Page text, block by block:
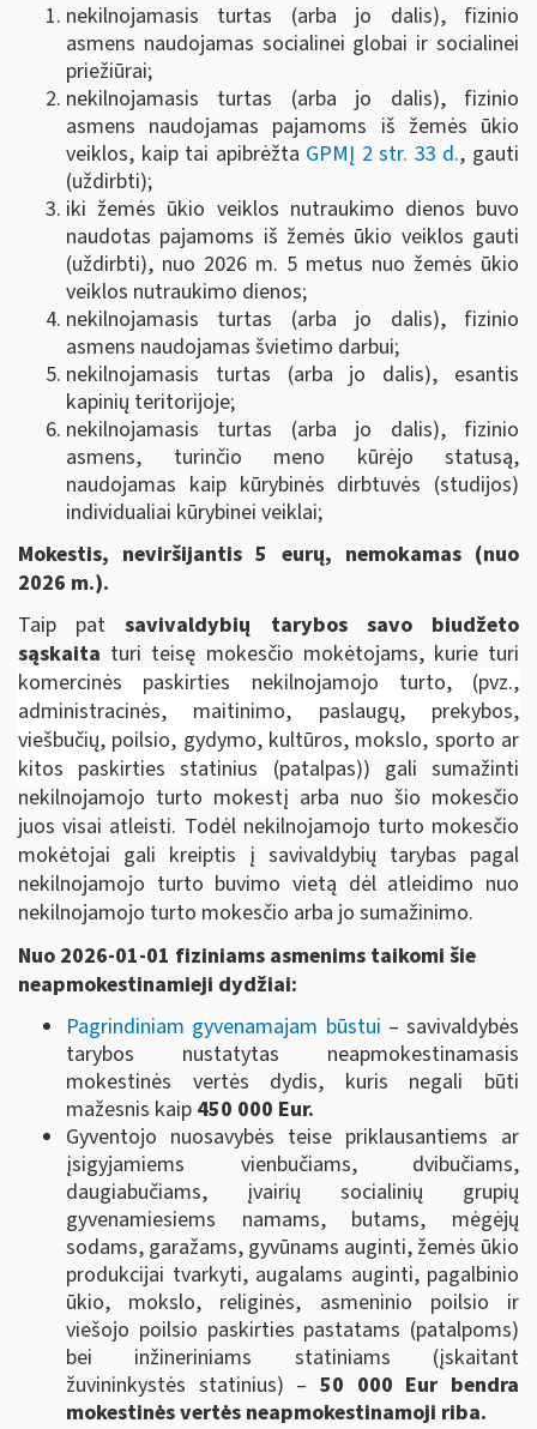
nekilnojamasis turtas (arba jo dalis), fizinio
asmens naudojamas socialinei globai ir socialinei
priežiūrai;
nekilnojamasis turtas (arba jo dalis), fizinio
asmens naudojamas pajamoms iš žemės ūkio
veiklos, kaip tai apibrėžta GPMĮ 2 str. 33 d., gauti
(uždirbti);
iki žemės ūkio veiklos nutraukimo dienos buvo
naudotas pajamoms iš žemės ūkio veiklos gauti
(uždirbti), nuo 2026 m. 5 metus nuo žemės ūkio
veiklos nutraukimo dienos;
nekilnojamasis turtas (arba jo dalis), fizinio
asmens naudojamas švietimo darbui;
nekilnojamasis turtas (arba jo dalis), esantis
kapinių teritorijoje;
nekilnojamasis turtas (arba jo dalis), fizinio
asmens, turinčio meno kūrėjo statusą,
naudojamas kaip kūrybinės dirbtuvės (studijos)
individualiai kūrybinei veiklai;
Mokestis, neviršijantis 5 eurų, nemokamas (nuo
2026 m.).
Taip patsavivaldybių tarybos savo biudžeto
sąskaita turi teisę mokesčio mokėtojams, kurie turi
komercinės paskirties nekilnojamojo turto, (pvz.,
administracinės, maitinimo, paslaugų, prekybos,
viešbučių, poilsio, gydymo, kultūros, mokslo, sporto ar
kitos paskirties statinius (patalpas)) gali sumažinti
nekilnojamojo turto mokestį arba nuo šio mokesčio
juos visai atleisti. Todėl nekilnojamojo turto mokesčio
mokėtojai gali kreiptis į savivaldybių tarybas pagal
nekilnojamojo turto buvimo vietą dėl atleidimo nuo
nekilnojamojo turto mokesčio arba jo sumažinimo.
Nuo 2026-01-01 fiziniams asmenims taikomi šie
neapmokestinamieji dydžiai:
Pagrindiniam gyvenamajam būstui – savivaldybės
tarybos nustatytas neapmokestinamasis
mokestinės vertės dydis, kuris negali būti
mažesnis kaip 450 000 Eur.
Gyventojo nuosavybės teise priklausantiems ar
įsigyjamiems vienbučiams, dvibučiams,
daugiabučiams, įvairių socialinių grupių
gyvenamiesiems namams, butams, mėgėjų
sodams, garažams, gyvūnams auginti, žemės ūkio
produkcijai tvarkyti, augalams auginti, pagalbinio
ūkio, mokslo, religinės, asmeninio poilsio ir
viešojo poilsio paskirties pastatams (patalpoms)
bei inžineriniams statiniams (įskaitant
žuvininkystės statinius) – 50 000 Eur bendra
mokestinės vertės neapmokestinamoji riba.